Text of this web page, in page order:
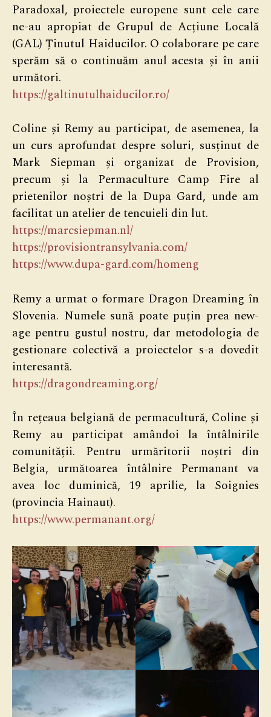
Paradoxal, proiectele europene sunt cele care
ne-au apropiat de Grupul de Acțiune Locală
(GAL) Ținutul Haiducilor. O colaborare pe care
sperăm să o continuăm anul acesta și în anii
următori.
https://galtinutulhaiducilor.ro/
Coline și Remy au participat, de asemenea, la
un curs aprofundat despre soluri, susținut de
Mark Siepman și organizat de Provision,
precum și la Permaculture Camp Fire al
prietenilor noștri de la Dupa Gard, unde am
facilitat un atelier de tencuieli din lut.
https://marcsiepman.nl/
https://provisiontransylvania.com/
https://www.dupa-gard.com/homeng
Remy a urmat o formare Dragon Dreaming în
Slovenia. Numele sună poate puțin prea new-
age pentru gustul nostru, dar metodologia de
gestionare colectivă a proiectelor s-a dovedit
interesantă.
https://dragondreaming.org/
În rețeaua belgiană de permacultură, Coline și
Remy au participat amândoi la întâlnirile
comunității. Pentru urmăritorii noștri din
Belgia, următoarea întâlnire Permanant va
avea loc duminică, 19 aprilie, la Soignies
(provincia Hainaut).
https://www.permanant.org/